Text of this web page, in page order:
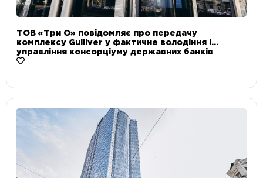
ТОВ «Три О» повідомляє про передачу
комплексу Gulliver у фактичне володіння і
управління консорціуму державних банків